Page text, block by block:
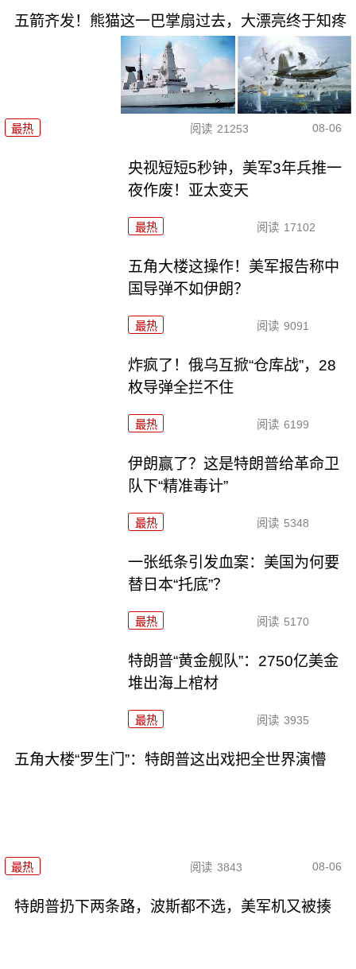
五箭齐发！熊猫这一巴掌扇过去，大漂亮终于知疼
最热 阅读 21253 08-06
央视短短5秒钟，美军3年兵推一
夜作废！亚太变天
最热 阅读 17102
五角大楼这操作！美军报告称中
国导弹不如伊朗？
最热 阅读 9091
炸疯了！俄乌互掀“仓库战”，28
枚导弹全拦不住
最热 阅读 6199
伊朗赢了？这是特朗普给革命卫
队下“精准毒计”
最热 阅读 5348
一张纸条引发血案：美国为何要
替日本“托底”？
最热 阅读 5170
特朗普“黄金舰队”：2750亿美金
堆出海上棺材
最热 阅读 3935
五角大楼“罗生门”：特朗普这出戏把全世界演懵
最热 阅读 3843 08-06
特朗普扔下两条路，波斯都不选，美军机又被揍